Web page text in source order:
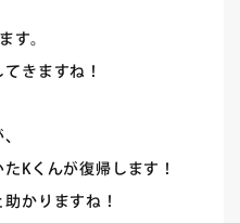
す。
きますね！
Kくんが復帰します！
かりますね！